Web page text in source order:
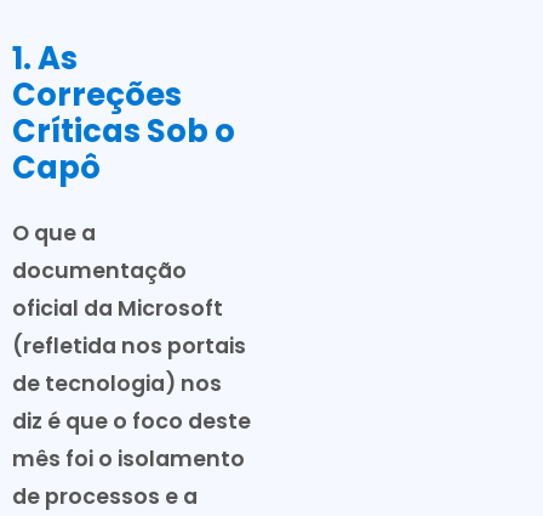
1. As
Correções
Críticas Sob o
Capô
O que a
documentação
oficial da Microsoft
(refletida nos portais
de tecnologia) nos
diz é que o foco deste
mês foi o isolamento
de processos e a